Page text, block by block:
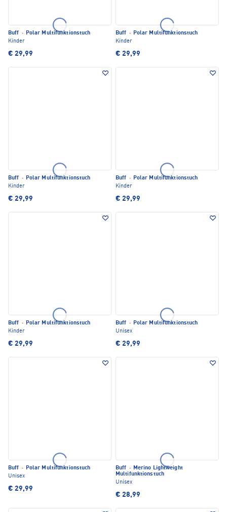
Buff · Polar Multifunktionstuch
Kinder
€ 29,99
Buff · Polar Multifunktionstuch
Kinder
€ 29,99
Buff · Polar Multifunktionstuch
Kinder
€ 29,99
Buff · Polar Multifunktionstuch
Kinder
€ 29,99
Buff · Polar Multifunktionstuch
Kinder
€ 29,99
Buff · Polar Multifunktionstuch
Unisex
€ 29,99
Buff · Polar Multifunktionstuch
Unisex
€ 29,99
Buff · Merino Lightweight
Multifunktionstuch
Unisex
€ 28,99